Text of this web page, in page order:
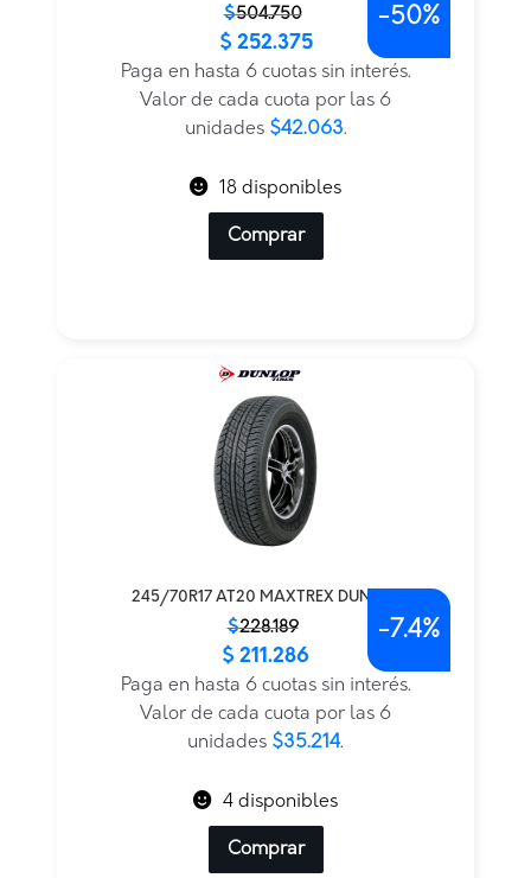
$504.750
original
$504.750.
actual
$252.375.
$ 252.375
Paga en hasta 6 cuotas sin interés.
Valor de cada cuota por las 6
unidades $42.063.
-50%
18 disponibles
Comprar
245/70R17 AT20 MAXTREX DUNLOP
$228.189
original
actual
$ 211.286
Paga en hasta 6 cuotas sin interés.
Valor de cada cuota por las 6
unidades $35.214.
-7.4%
4 disponibles
Comprar